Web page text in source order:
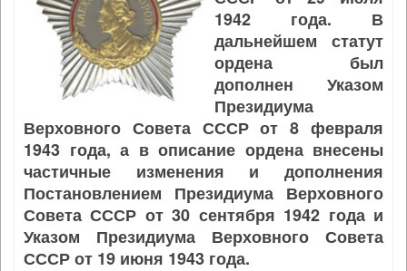
1942 года. В
дальнейшем статут
ордена был
дополнен Указом
Президиума
Верховного Совета СССР от 8 февраля
1943 года, а в описание ордена внесены
частичные изменения и дополнения
Постановлением Президиума Верховного
Совета СССР от 30 сентября 1942 года и
Указом Президиума Верховного Совета
СССР от 19 июня 1943 года.